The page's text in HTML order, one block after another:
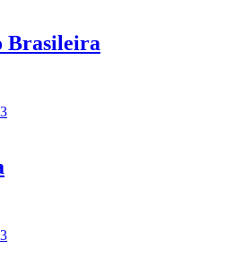
Brasileira